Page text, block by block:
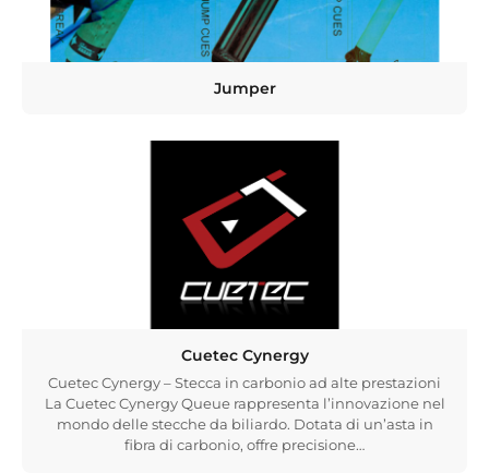
Jumper
Cuetec Cynergy
Cuetec Cynergy – Stecca in carbonio ad alte prestazioni
La Cuetec Cynergy Queue rappresenta l’innovazione nel
mondo delle stecche da biliardo. Dotata di un’asta in
fibra di carbonio, offre precisione…